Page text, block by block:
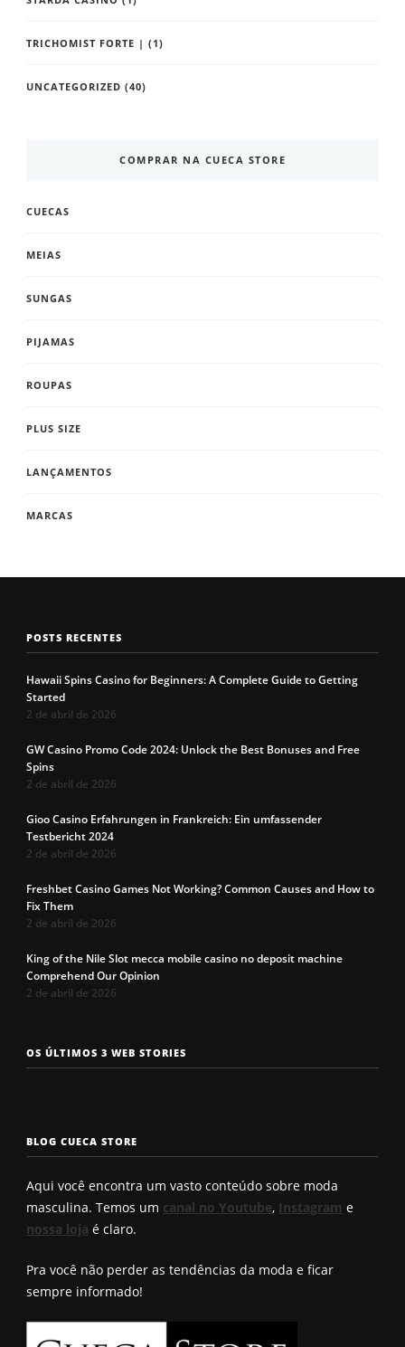
TRICHOMIST FORTE | (1)
UNCATEGORIZED (40)
COMPRAR NA CUECA STORE
CUECAS
MEIAS
SUNGAS
PIJAMAS
ROUPAS
PLUS SIZE
LANÇAMENTOS
MARCAS
POSTS RECENTES
Hawaii Spins Casino for Beginners: A Complete Guide to Getting
Started
2 de abril de 2026
GW Casino Promo Code 2024: Unlock the Best Bonuses and Free
Spins
2 de abril de 2026
Gioo Casino Erfahrungen in Frankreich: Ein umfassender
Testbericht 2024
2 de abril de 2026
Freshbet Casino Games Not Working? Common Causes and How to
Fix Them
2 de abril de 2026
King of the Nile Slot mecca mobile casino no deposit machine
Comprehend Our Opinion
2 de abril de 2026
OS ÚLTIMOS 3 WEB STORIES
Os 7 tipos de
rosto
Cueca com
enchimento
a cueca
Roberto
BLOG CUECA STORE
Aqui você encontra um vasto conteúdo sobre moda
masculina. Temos um canal no Youtube, Instagram e
nossa loja é claro.
Pra você não perder as tendências da moda e ficar
sempre informado!